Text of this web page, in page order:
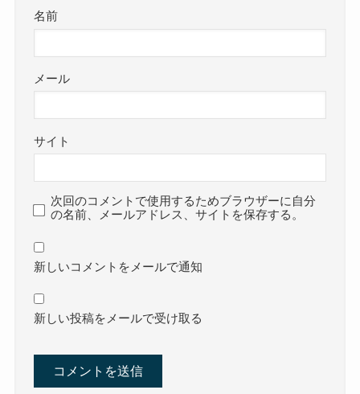
名前
メール
サイト
次回のコメントで使用するためブラウザーに自分
の名前、メールアドレス、サイトを保存する。
新しいコメントをメールで通知
新しい投稿をメールで受け取る